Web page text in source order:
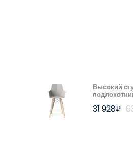
Высокий
| ВОНДОМ
31 928₽